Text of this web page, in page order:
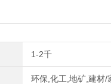
1-2千
环保,化工,地矿,建材/